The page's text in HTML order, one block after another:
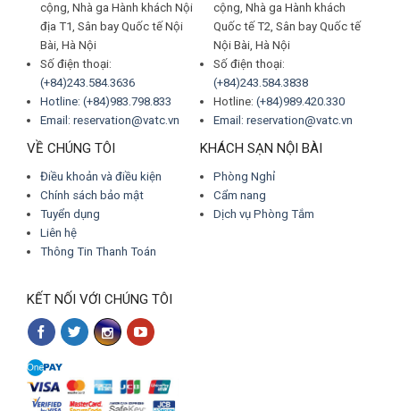
cộng, Nhà ga Hành khách Nội
địa T1, Sân bay Quốc tế Nội
Bài, Hà Nội
Số điện thoại:
(+84)243.584.3636
Hotline: (+84)983.798.833
Email: reservation@vatc.vn
cộng, Nhà ga Hành khách
Quốc tế T2, Sân bay Quốc tế
Nội Bài, Hà Nội
Số điện thoại:
(+84)243.584.3838
Hotline: (+84)989.420.330
Email: reservation@vatc.vn
VỀ CHÚNG TÔI
Điều khoản và điều kiện
Chính sách bảo mật
Tuyển dụng
Liên hệ
Thông Tin Thanh Toán
KHÁCH SẠN NỘI BÀI
Phòng Nghỉ
Cẩm nang
Dịch vụ Phòng Tắm
KẾT NỐI VỚI CHÚNG TÔI